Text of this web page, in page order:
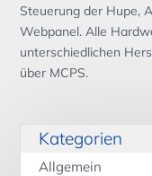
Steuerung der Hupe,
Webpanel. Alle
unterschiedlichen
über MCPS.
Kategorien
Allgemein